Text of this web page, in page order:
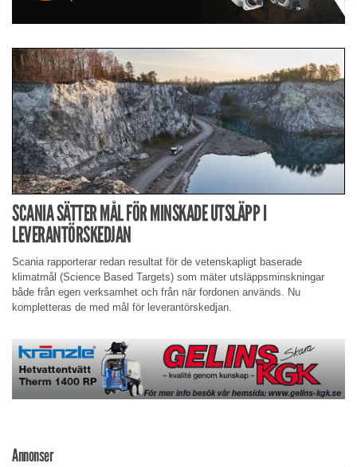
SCANIA SÄTTER MÅL FÖR MINSKADE UTSLÄPP I
LEVERANTÖRSKEDJAN
Scania rapporterar redan resultat för de vetenskapligt baserade
klimatmål (Science Based Targets) som mäter utsläppsminskningar
både från egen verksamhet och från när fordonen används. Nu
kompletteras de med mål för leverantörskedjan.
Annonser